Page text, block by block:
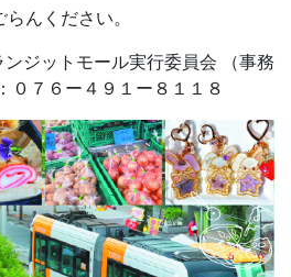
んください。
ンジットモール実行委員会 （事務
０７６ー４９１ー８１１８